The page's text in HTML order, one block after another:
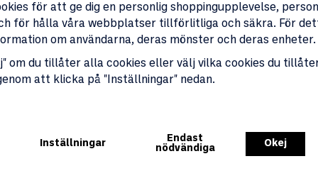
Produktbeskrivning Specifikationer
Pizzaspade i stål, med en längd på 65
verktyg för att enkelt hantera och
hålla ett säkert avstånd från den heta
Tillverkad av slitstarkt stål är
både hemmabruk och professionell
konstruktionen och den praktiska
för att ge dig en personlig shoppingupplevelse,
för hålla våra webbplatser tillförlitliga och säkra. För
om användarna, deras mönster och deras enheter.
om du tillåter alla cookies eller välj vilka cookies du
att klicka på "Inställningar" nedan.
Inställningar
Endast
nödvändiga
Okej